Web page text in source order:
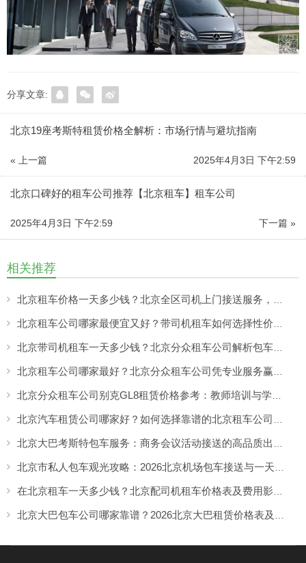
分享文章:
北京19座考斯特租赁价格全解析：市场行情与避坑指南
« 上一篇 2025年4月3日 下午2:59
北京口碑好的租车公司推荐【北京租车】租车公司
下一篇 »
2025年4月3日 下午2:59
相关推荐